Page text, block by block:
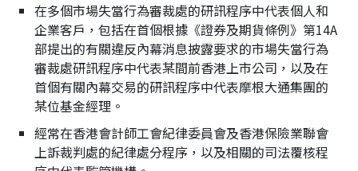
在多個市場失當行為審裁處的研訊程序中代表個人和
企業客戶，包括在首個根據《證券及期貨條例》第14A
部提出的有關違反內幕消息披露要求的市場失當行為
審裁處研訊程序中代表某間前香港上市公司，以及在
首個有關內幕交易的研訊程序中代表摩根大通集團的
某位基金經理。
經常在香港會計師工會紀律委員會及香港保險業聯會
上訴裁判處的紀律處分程序，以及相關的司法覆核程